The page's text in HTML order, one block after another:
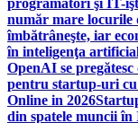
programatori şi IT-
număr mare locurile
îmbătrâneşte, iar
în inteligenţa
OpenAI se pregătesc
pentru startup-uri
Online in 2026
din spatele muncii în